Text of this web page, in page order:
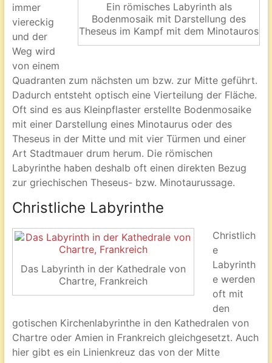
Ein römisches Labyrinth als
Bodenmosaik mit Darstellung des
Theseus im Kampf mit dem Minotauros
immer
viereckig
und der
Weg wird
von einem
Quadranten zum nächsten um bzw. zur Mitte geführt.
Dadurch entsteht optisch eine Vierteilung der Fläche.
Oft sind es aus Kleinpflaster erstellte Bodenmosaike
mit einer Darstellung eines Minotaurus oder des
Theseus in der Mitte und mit vier Türmen und einer
Art Stadtmauer drum herum. Die römischen
Labyrinthe haben deshalb oft einen direkten Bezug
zur griechischen Theseus- bzw. Minotaurussage.
Christliche Labyrinthe
Das Labyrinth in der Kathedrale von
Chartre, Frankreich
Christlich
e
Labyrinth
e werden
oft mit
den
gotischen Kirchenlabyrinthe in den Kathedralen von
Chartre oder Amien in Frankreich gleichgesetzt. Auch
hier gibt es ein Linienkreuz das von der Mitte